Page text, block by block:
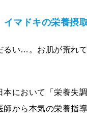
マドキの栄養摂
い…。お肌が荒れ
において「栄養失
師から本気の栄養指